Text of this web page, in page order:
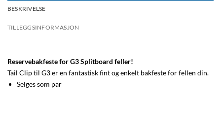
BESKRIVELSE
TILLEGGSINFORMASJON
Reservebakfeste for G3 Splitboard feller!
Tail Clip til G3 er en fantastisk fint og enkelt bakfeste for fellen din.
Selges som par